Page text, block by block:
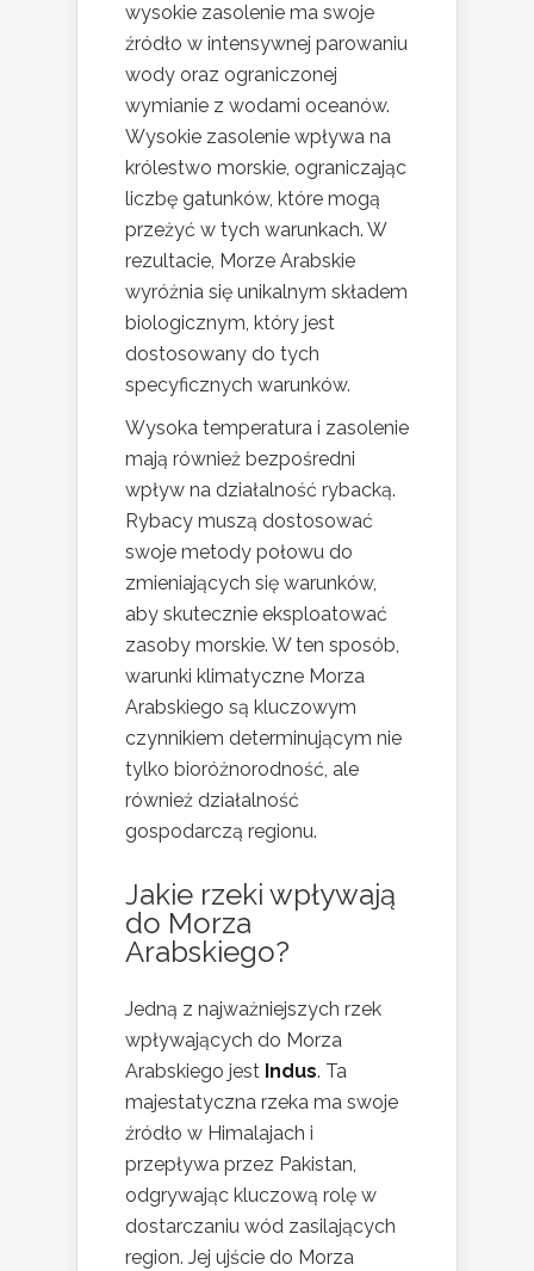
wysokie zasolenie ma swoje
źródło w intensywnej parowaniu
wody oraz ograniczonej
wymianie z wodami oceanów.
Wysokie zasolenie wpływa na
królestwo morskie, ograniczając
liczbę gatunków, które mogą
przeżyć w tych warunkach. W
rezultacie, Morze Arabskie
wyróżnia się unikalnym składem
biologicznym, który jest
dostosowany do tych
specyficznych warunków.
Wysoka temperatura i zasolenie
mają również bezpośredni
wpływ na działalność rybacką.
Rybacy muszą dostosować
swoje metody połowu do
zmieniających się warunków,
aby skutecznie eksploatować
zasoby morskie. W ten sposób,
warunki klimatyczne Morza
Arabskiego są kluczowym
czynnikiem determinującym nie
tylko bioróżnorodność, ale
również działalność
gospodarczą regionu.
Jakie rzeki wpływają
do Morza
Arabskiego?
Jedną z najważniejszych rzek
wpływających do Morza
Arabskiego jest Indus. Ta
majestatyczna rzeka ma swoje
źródło w Himalajach i
przepływa przez Pakistan,
odgrywając kluczową rolę w
dostarczaniu wód zasilających
region. Jej ujście do Morza